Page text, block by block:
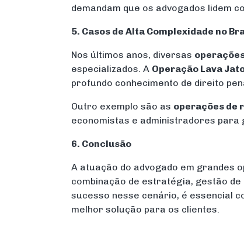
demandam que os advogados lidem
5. Casos de Alta Complexidade no
Nos últimos anos, diversas
especializados. A Operação Lava
profundo conhecimento de direito
Outro exemplo são as operações de
economistas e administradores
6. Conclusão
A atuação do advogado em grandes
combinação de estratégia, gestão
sucesso nesse cenário, é essencial
melhor solução para os clientes.